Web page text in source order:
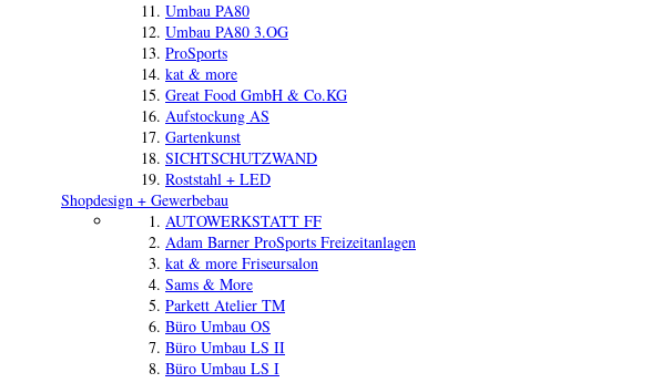
Umbau PA80
Umbau PA80 3.OG
ProSports
kat & more
Great Food GmbH & Co.KG
Aufstockung AS
Gartenkunst
SICHTSCHUTZWAND
Roststahl + LED
Shopdesign + Gewerbebau
AUTOWERKSTATT FF
Adam Barner ProSports Freizeitanlagen
kat & more Friseursalon
Sams & More
Parkett Atelier TM
Büro Umbau OS
Büro Umbau LS II
Büro Umbau LS I